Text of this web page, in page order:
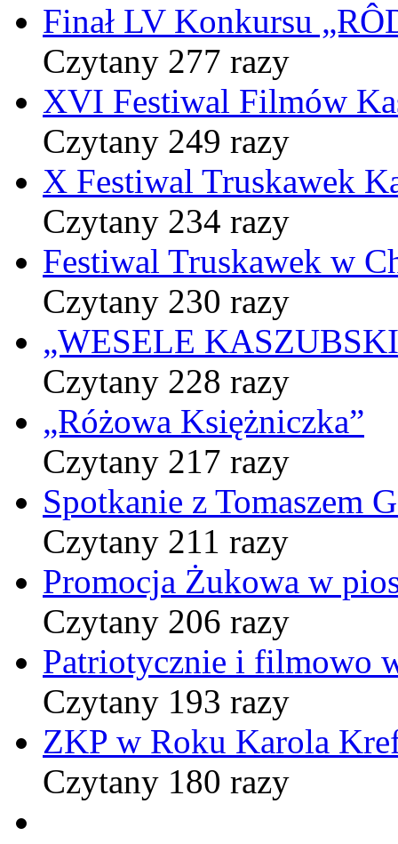
Finał LV Konkursu
Czytany 277 razy
XVI Festiwal Filmów
Czytany 249 razy
X Festiwal Truskawek
Czytany 234 razy
Festiwal Truskawek w
Czytany 230 razy
„WESELE
Czytany 228 razy
„Różowa Księżniczka”
Czytany 217 razy
Spotkanie z Tomaszem
Czytany 211 razy
Promocja Żukowa w
Czytany 206 razy
Patriotycznie i filmowo
Czytany 193 razy
ZKP w Roku Karola
Czytany 180 razy